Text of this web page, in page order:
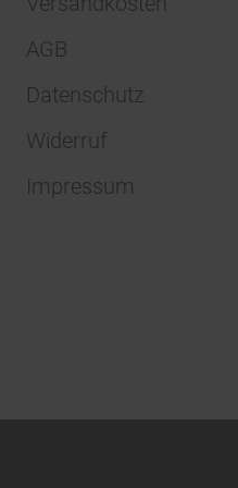
AGB
Datenschutz
Widerruf
Impressum